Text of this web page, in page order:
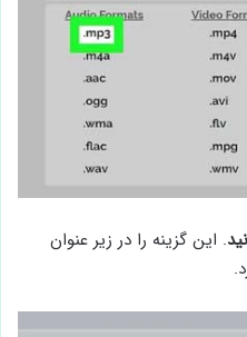
. این گزینه را در زیر عنوان